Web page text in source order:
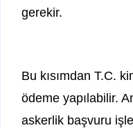
gerekir.
Bu kısımdan T.C.
ödeme yapılabilir.
askerlik başvuru